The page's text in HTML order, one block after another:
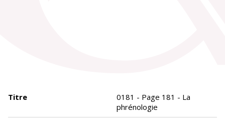
Titre
0181 - Page 181 - La
phrénologie